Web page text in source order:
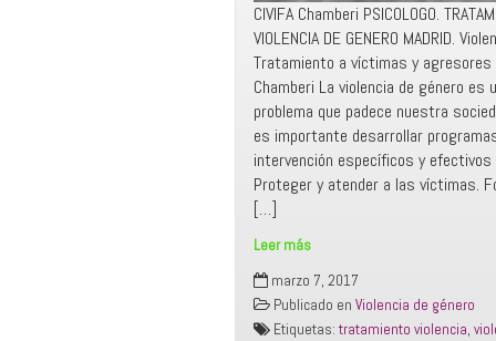
CIVIFA Chamberi PSICOLOGO.
VIOLENCIA DE GENERO MADRID.
Tratamiento a víctimas y agresores
Chamberi La violencia de género es
problema que padece nuestra
es importante desarrollar
intervención específicos y efectivos
Proteger y atender a las víctimas.
[…]
Leer más
TRATAMIENTO
VIOLENCIA
DE
marzo 7, 2017
Publicado en Violencia de género
Etiquetas:tratamiento violencia,